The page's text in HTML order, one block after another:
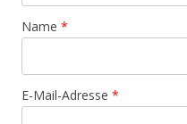
Name *
E-Mail-Adresse *